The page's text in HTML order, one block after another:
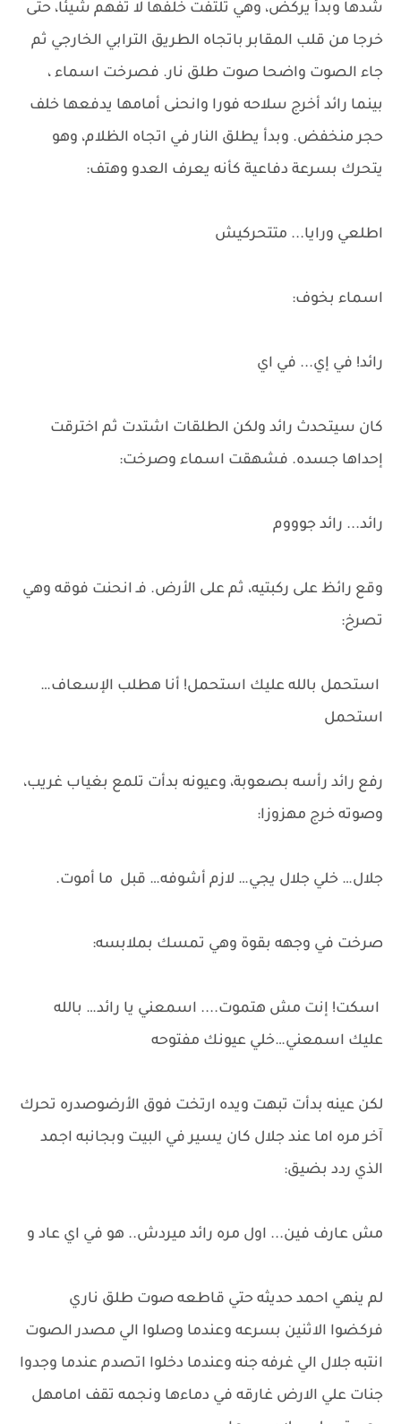
شدها وبدأ يركض، وهي تلتفت خلفها لا تفهم شيئًا، حتى
خرجا من قلب المقابر باتجاه الطريق الترابي الخارجي ثم
جاء الصوت واضحا صوت طلق نار. فصرخت اسماء ،
بينما رائد أخرج سلاحه فورا وانحنى أمامها يدفعها خلف
حجر منخفض. وبدأ يطلق النار في اتجاه الظلام، وهو
يتحرك بسرعة دفاعية كأنه يعرف العدو وهتف:
اطلعي ورايا... متتحركيش
اسماء بخوف:
رائد! في إي... في اي
كان سيتحدث رائد ولكن الطلقات اشتدت ثم اخترقت
إحداها جسده. فشهقت اسماء وصرخت:
رائد... رائد جوووم
وقع رائظ على ركبتيه، ثم على الأرض. فـ انحنت فوقه وهي
تصرخ:
استحمل بالله عليك استحمل! أنا هطلب الإسعاف…
استحمل
رفع رائد رأسه بصعوبة، وعيونه بدأت تلمع بغياب غريب،
وصوته خرج مهزوزا:
جلال… خلي جلال يجي… لازم أشوفه… قبل ما أموت.
صرخت في وجهه بقوة وهي تمسك بملابسه:
اسكت! إنت مش هتموت.... اسمعني يا رائد… بالله
عليك اسمعني…خلي عيونك مفتوحه
لكن عينه بدأت تبهت ويده ارتخت فوق الأرضوصدره تحرك
آخر مره اما عند جلال كان يسير في البيت وبجانبه اجمد
الذي ردد بضيق:
مش عارف فين... اول مره رائد ميردش.. هو في اي عاد و
لم ينهي احمد حديثه حتي قاطعه صوت طلق ناري
فركضوا الاثنين بسرعه وعندما وصلوا الي مصدر الصوت
انتبه جلال الي غرفه جنه وعندما دخلوا اتصدم عندما وجدوا
جنات علي الارض غارقه في دماءها ونجمه تقف امامهل